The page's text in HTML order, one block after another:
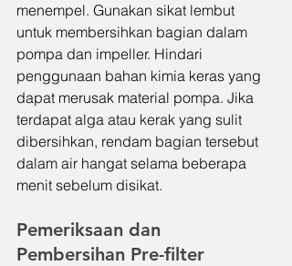
menempel. Gunakan sikat lembut
untuk membersihkan bagian dalam
pompa dan impeller. Hindari
penggunaan bahan kimia keras yang
dapat merusak material pompa. Jika
terdapat alga atau kerak yang sulit
dibersihkan, rendam bagian tersebut
dalam air hangat selama beberapa
menit sebelum disikat.
Pemeriksaan dan
Pembersihan Pre-filter